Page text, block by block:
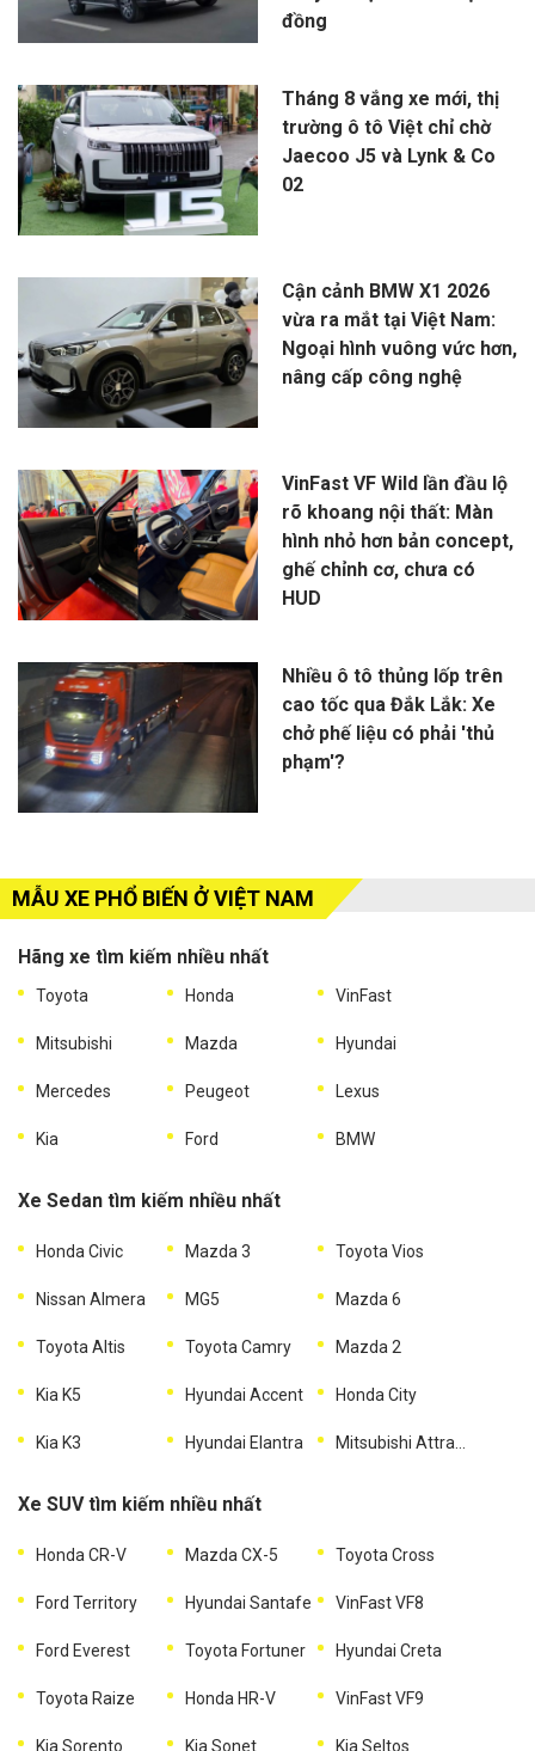
đồng
Tháng 8 vắng xe mới, thị
trường ô tô Việt chỉ chờ
Jaecoo J5 và Lynk & Co
02
Cận cảnh BMW X1 2026
vừa ra mắt tại Việt Nam:
Ngoại hình vuông vức hơn,
nâng cấp công nghệ
VinFast VF Wild lần đầu lộ
rõ khoang nội thất: Màn
hình nhỏ hơn bản concept,
ghế chỉnh cơ, chưa có
HUD
Nhiều ô tô thủng lốp trên
cao tốc qua Đắk Lắk: Xe
chở phế liệu có phải 'thủ
phạm'?
MẪU XE PHỔ BIẾN Ở VIỆT NAM
Hãng xe tìm kiếm nhiều nhất
Toyota Honda VinFast
Mitsubishi Mazda Hyundai
Mercedes Peugeot Lexus
Kia Ford BMW
Xe Sedan tìm kiếm nhiều nhất
Honda Civic Mazda 3 Toyota Vios
Nissan Almera MG5 Mazda 6
Toyota Altis Toyota Camry Mazda 2
Kia K5 Hyundai Accent Honda City
Kia K3 Hyundai Elantra Mitsubishi Attrage
Xe SUV tìm kiếm nhiều nhất
Honda CR-V Mazda CX-5 Toyota Cross
Ford Territory Hyundai Santafe VinFast VF8
Ford Everest Toyota Fortuner Hyundai Creta
Toyota Raize Honda HR-V VinFast VF9
Kia Sorento Kia Sonet Kia Seltos